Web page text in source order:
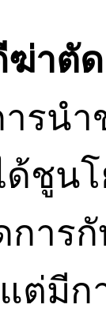
าตั
ารน
ชูน
าร
ต่มี